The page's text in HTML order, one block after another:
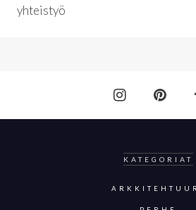
yhteistyö
KATEGORIAT